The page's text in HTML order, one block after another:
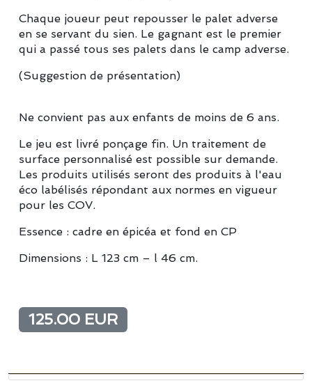
Chaque joueur peut repousser le palet adverse
en se servant du sien. Le gagnant est le premier
qui a passé tous ses palets dans le camp adverse.
(Suggestion de présentation)
Ne convient pas aux enfants de moins de 6 ans.
Le jeu est livré ponçage fin. Un traitement de
surface personnalisé est possible sur demande.
Les produits utilisés seront des produits à l'eau
éco labélisés répondant aux normes en vigueur
pour les COV.
Essence : cadre en épicéa et fond en CP
Dimensions : L 123 cm – l 46 cm.
125.00 EUR